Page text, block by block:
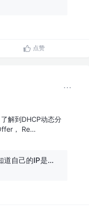
点赞
解到DHCP动态分
， Re…
刚插上网线，电脑怎么知道自己的IP是什么？